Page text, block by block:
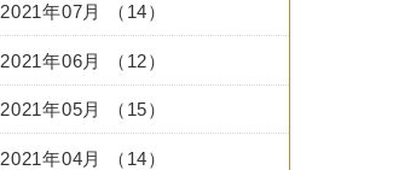
2021年07月 （14）
2021年06月 （12）
2021年05月 （15）
2021年04月 （14）